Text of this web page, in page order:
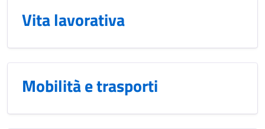
Vita lavorativa
Mobilità e trasporti